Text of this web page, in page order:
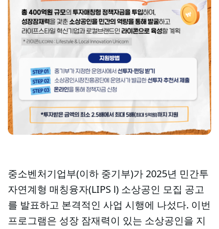
중소벤처기업부(이하 중기부)가 2025년 민간투
자연계형 매칭융자(LIPS Ⅰ) 소상공인 모집 공고
를 발표하고 본격적인 사업 시행에 나섰다. 이번
프로그램은 성장 잠재력이 있는 소상공인을 지